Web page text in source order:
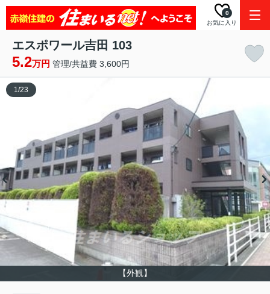
お気に入り
0
エスポワール吉田 103
5.2万円 管理/共益費 3,600円
【外観】
1/23